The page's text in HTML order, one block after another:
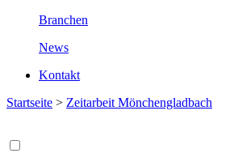
Branchen
News
Kontakt
Startseite > Zeitarbeit Mönchengladbach